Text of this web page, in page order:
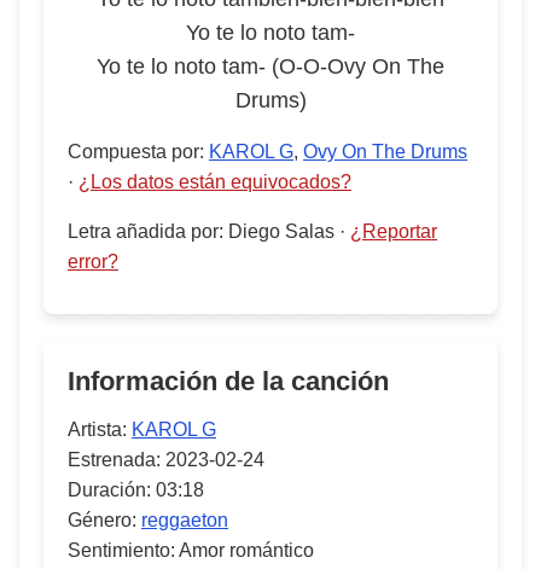
Yo te lo noto tam-
Yo te lo noto tam- (O-O-Ovy On The
Drums)
Compuesta por: KAROL G, Ovy On The Drums
· ¿Los datos están equivocados?
Letra añadida por: Diego Salas · ¿Reportar
error?
Información de la canción
Artista: KAROL G
Estrenada: 2023-02-24
Duración: 03:18
Género: reggaeton
Sentimiento: Amor romántico